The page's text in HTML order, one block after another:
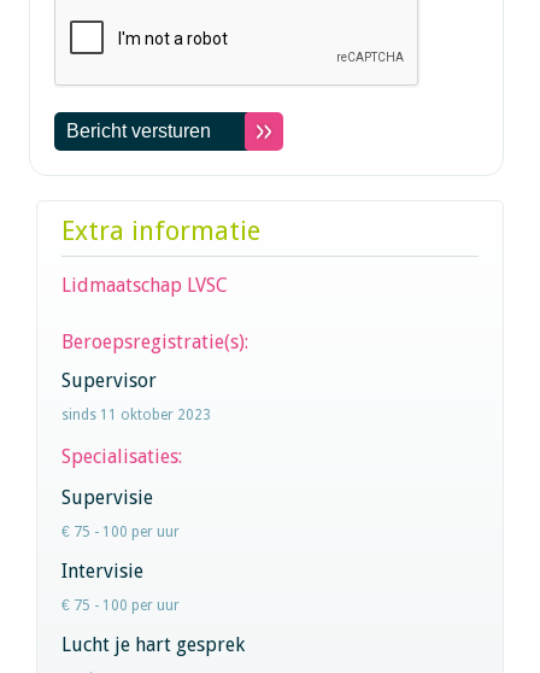
Extra informatie
Lidmaatschap LVSC
Beroepsregistratie(s):
Supervisor
sinds 11 oktober 2023
Specialisaties:
Supervisie
€ 75 - 100 per uur
Intervisie
€ 75 - 100 per uur
Lucht je hart gesprek